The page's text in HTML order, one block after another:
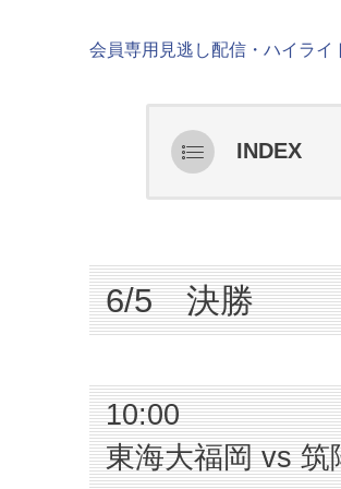
会員専用見逃し配信・ハイライ
INDEX
6/5 決勝
6/4 3位決
10:00 福
12:00 東
12:00 築
6/5 決勝
10:00
東海大福岡 vs 筑